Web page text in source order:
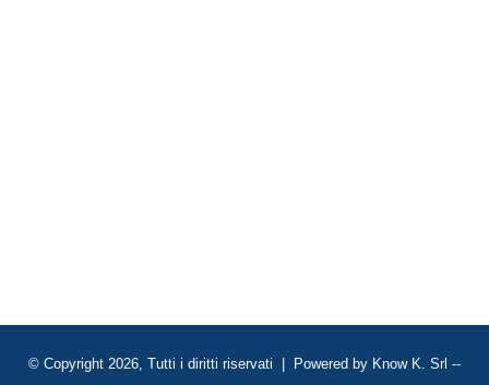
© Copyright 2026, Tutti i diritti riservati | Powered by Know K. Srl --